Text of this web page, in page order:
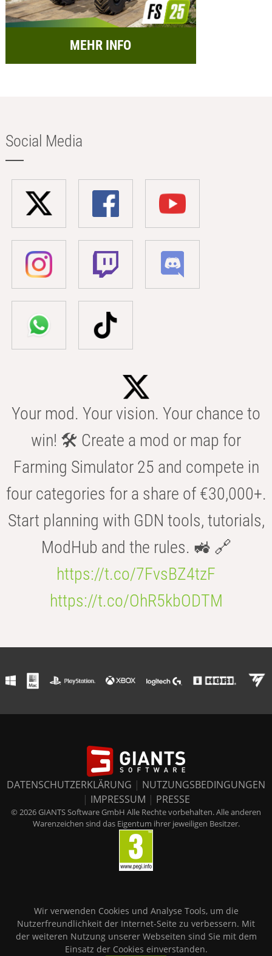
MEHR INFO
Social Media
Your mod. Your vision. Your chance to
win! 🛠️ Create a mod or map for
Farming Simulator 25 and compete in
four categories for a share of €30,000+.
Start planning with GDN tools, tutorials,
ModHub and the rules. 🚜 🔗
https://t.co/7FvsBZ4tzF
https://t.co/OhR5kbODTM
DATENSCHUTZERKLÄRUNG | NUTZUNGSBEDINGUNGEN
| IMPRESSUM | PRESSE
© 2026 GIANTS Software GmbH Alle Rechte vorbehalten. Alle anderen
Warenzeichen sind das Eigentum ihrer jeweiligen Besitzer.
Wir verwenden Cookies und Analyse Tools, um die
Nutzerfreundlichkeit der Internet-Seite zu verbessern. Mit
der weiteren Nutzung unserer Webseiten sind Sie mit dem
Einsatz der Cookies einverstanden.